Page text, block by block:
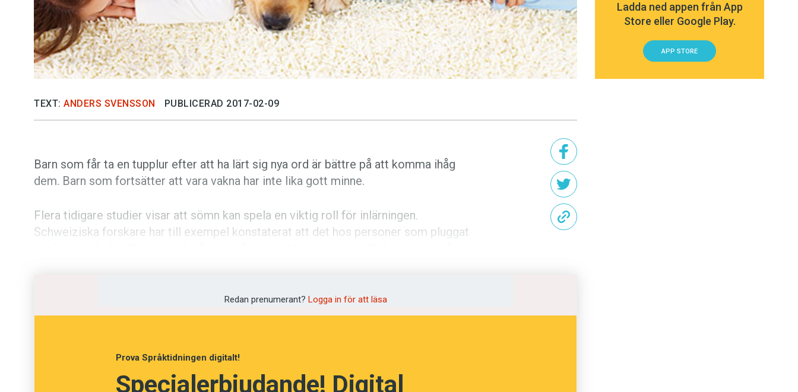
Annonsera
Prenumerera
Läs Språktidningen digitalt
Press
TEXT: ANDERS SVENSSON PUBLICERAD 2017-02-09
Barn som får ta en tupplur efter att ha lärt sig nya ord är bättre på att komma ihåg
dem. Barn som fortsätter att vara vakna har inte lika gott minne.
Flera tidigare studier visar att sömn kan spela en viktig roll för inlärningen.
Schweiziska forskare har till exempel konstaterat att det hos personer som pluggat
Samma sak verkar gälla treåringar. Det är forskare vid University of Arizona som låtit
39 barn lära sig påhittade verb. De nya ordens betydelse illustrerades av
Därefter fick vissa barn sova i minst en halvtimme. De andra fick vara vakna i minst
Redan prenumerant? Logga in för att läsa
Prova Språktidningen digitalt!
Specialerbjudande! Digital
Ladda ned appen från App
Store eller Google Play.
APP STORE